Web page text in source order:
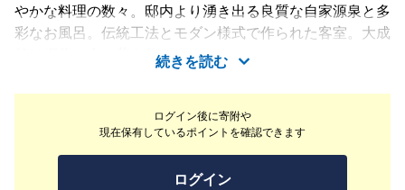
ログイン後に寄附や
現在保有しているポイントを確認できます
ログイン
やかな料理の数々。邸内より湧き出る良質な自家源泉と多
彩なお風呂。伝統工法とモダン様式で作られた客室。大成
館は網代の今と昔を伝えます。
続きを読む